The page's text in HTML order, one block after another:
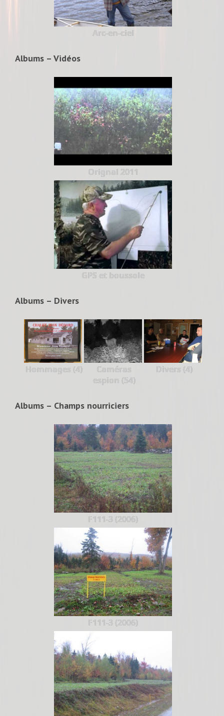
Arc-en-ciel
Albums – Vidéos
Orignal 2011
GPS et boussole
Albums – Divers
Hommages (4)
Caméras
espion (54)
Divers (4)
Albums – Champs nourriciers
F111-3 (2006)
F111-3 (2006)